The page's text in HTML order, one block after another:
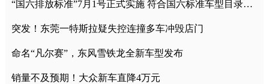
“国六排放标准”7月1号正式实施 符合国六标准车型目录一览
突发！东莞一特斯拉疑失控连撞多车冲毁店门
命名“凡尔赛”，东风雪铁龙全新车型发布
销量不及预期！大众新车直降4万元